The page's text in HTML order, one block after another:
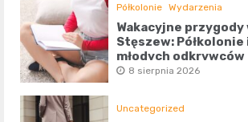
Półkolonie Wydarzenia
Wakacyjne przygody
Stęszew:
młodych odkrywców
8 sierpnia 2026
Uncategorized